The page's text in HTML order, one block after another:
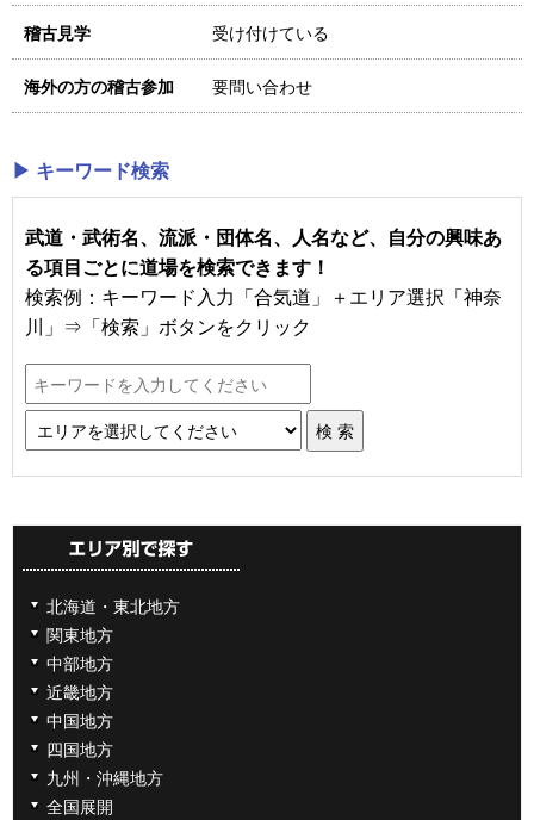
稽古見学 受け付けている
海外の方の稽古参加 要問い合わせ
▶ キーワード検索
武道・武術名、流派・団体名、人名など、自分の興味あ
る項目ごとに道場を検索できます！
検索例：キーワード入力「合気道」＋エリア選択「神奈
川」⇒「検索」ボタンをクリック
北海道・東北地方
関東地方
中部地方
近畿地方
中国地方
四国地方
九州・沖縄地方
全国展開